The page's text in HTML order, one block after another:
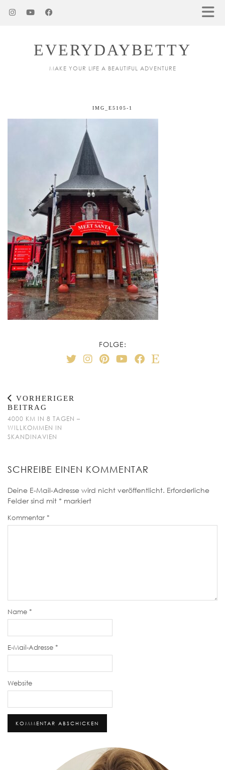
EVERYDAYBETTY
MAKE YOUR LIFE A BEAUTIFUL ADVENTURE
IMG_E5105-1
FOLGE:
VORHERIGER
BEITRAG
4000 KM IN 8 TAGEN –
WILLKOMMEN IN
SKANDINAVIEN
SCHREIBE EINEN KOMMENTAR
Deine E-Mail-Adresse wird nicht veröffentlicht. Erforderliche
Felder sind mit * markiert
Kommentar *
Name *
E-Mail-Adresse *
Website